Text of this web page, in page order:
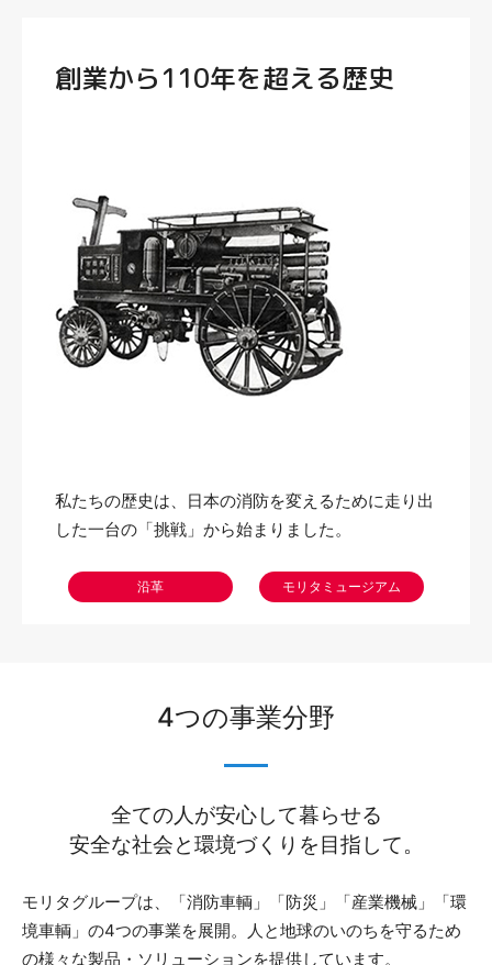
創業から110年を超える歴史
私たちの歴史は、日本の消防を変えるために走り出
した一台の「挑戦」から始まりました。
沿革 モリタミュージアム
4つの事業分野
全ての人が安心して暮らせる
安全な社会と環境づくりを目指して。
モリタグループは、「消防車輌」「防災」「産業機械」「環
境車輌」の4つの事業を展開。人と地球のいのちを守るため
の様々な製品・ソリューションを提供しています。